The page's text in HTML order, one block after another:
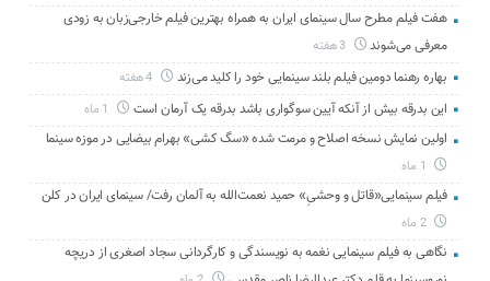
هفت فیلم مطرح سال سینمای ایران به همراه بهترین فیلم خارجی‌زبان به زودی
معرفی می‌شوند
3 هفته
بهاره رهنما دومین فیلم بلند سینمایی خود را کلید می‌زند
این بدرقه بیش از آنکه آیین سوگواری باشد بدرقه یک آرمان است
اولین نمایش نسخه اصلاح و مرمت شده «سگ کشی» بهرام بیضایی در موزه سینما
فیلم سینمایی«قاتل و وحشیِ» حمید نعمت‌الله به آلمان رفت/ سینمای ایران در کلن
2 ماه
نگاهی به فیلم سینمایی نغمه به نویسندگی و کارگردانی سجاد اصغری از دریچه